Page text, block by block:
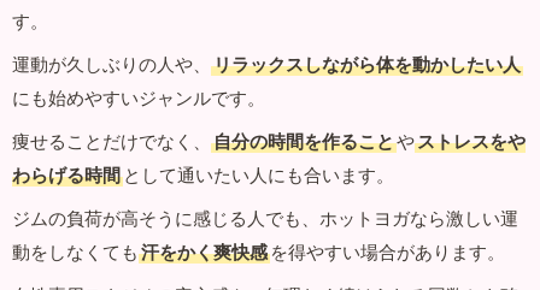
す。
運動が久しぶりの人や、
リラックスしながら体を動かしたい人
にも始めやすいジャンルです。
痩せることだけでなく、
自分の時間を作ることやストレスをや
わらげる時間 として通いたい人にも合います。
ジムの負荷が高そうに感じる人でも、ホットヨガなら激しい運
動をしなくても 汗をかく爽快感 を得やすい場合があります。